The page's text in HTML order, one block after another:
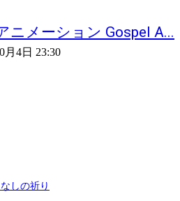
ニメーション Gospel A...
月4日 23:30
しの祈り